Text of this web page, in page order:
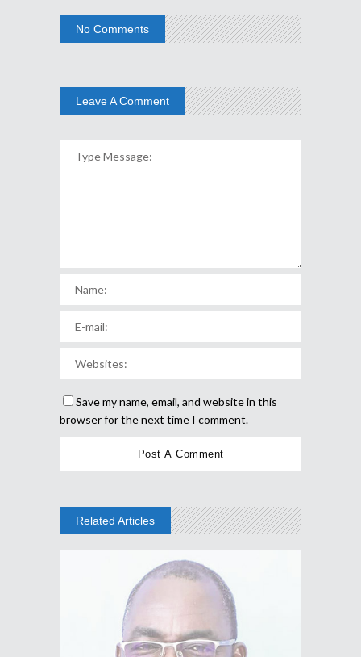
No Comments
Leave A Comment
Save my name, email, and website in this
browser for the next time I comment.
Related Articles